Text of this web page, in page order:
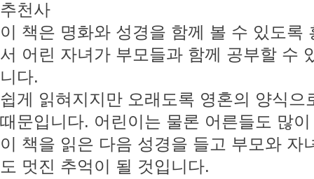
추천사
이 책은 명화와 성경을 함께 볼 수 있도록
서 어린 자녀가 부모들과 함께 공부할 수
니다.
쉽게 읽혀지지만 오래도록 영혼의 양식
때문입니다. 어린이는 물론 어른들도 많
이 책을 읽은 다음 성경을 들고 부모와 자
도 멋진 추억이 될 것입니다.